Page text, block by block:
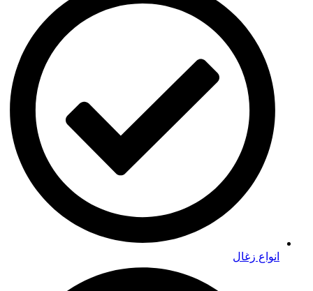
انواع زغال